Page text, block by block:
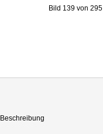
Bild 139 von 295
Beschreibung